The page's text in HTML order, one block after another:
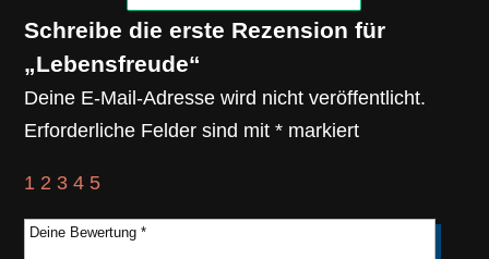
Schreibe die erste Rezension für
„Lebensfreude“
Deine E-Mail-Adresse wird nicht veröffentlicht.
Erforderliche Felder sind mit* markiert
1 2 3 4 5